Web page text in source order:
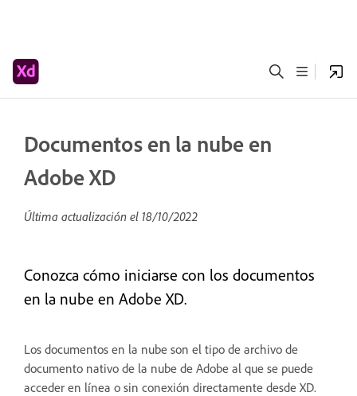
Documentos en la nube en
Adobe XD
Última actualización el 18/10/2022
Conozca cómo iniciarse con los documentos
en la nube en Adobe XD.
Los documentos en la nube son el tipo de archivo de
documento nativo de la nube de Adobe al que se puede
acceder en línea o sin conexión directamente desde XD.